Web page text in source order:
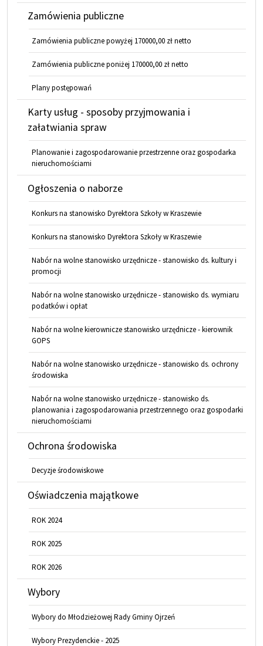
Zamówienia publiczne
Zamówienia publiczne powyżej 170000,00 zł netto
Zamówienia publiczne poniżej 170000,00 zł netto
Plany postępowań
Karty usług - sposoby przyjmowania i
załatwiania spraw
Planowanie i zagospodarowanie przestrzenne oraz gospodarka
nieruchomościami
Ogłoszenia o naborze
Konkurs na stanowisko Dyrektora Szkoły w Kraszewie
Konkurs na stanowisko Dyrektora Szkoły w Kraszewie
Nabór na wolne stanowisko urzędnicze - stanowisko ds. kultury i
promocji
Nabór na wolne stanowisko urzędnicze - stanowisko ds. wymiaru
podatków i opłat
Nabór na wolne kierownicze stanowisko urzędnicze - kierownik
GOPS
Nabór na wolne stanowisko urzędnicze - stanowisko ds. ochrony
środowiska
Nabór na wolne stanowisko urzędnicze - stanowisko ds.
planowania i zagospodarowania przestrzennego oraz gospodarki
nieruchomościami
Ochrona środowiska
Decyzje środowiskowe
Oświadczenia majątkowe
ROK 2024
ROK 2025
ROK 2026
Wybory
Wybory do Młodzieżowej Rady Gminy Ojrzeń
Wybory Prezydenckie - 2025